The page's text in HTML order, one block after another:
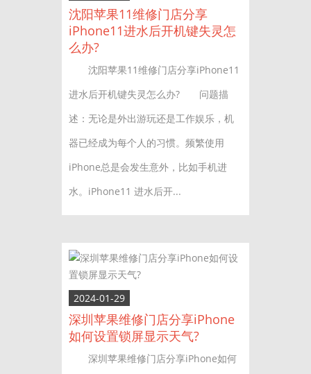
沈阳苹果11维修门店分享
iPhone11进水后开机键失灵怎
么办?
沈阳苹果11维修门店分享iPhone11
进水后开机键失灵怎么办? 问题描
述：无论是外出游玩还是工作娱乐，机
器已经成为每个人的习惯。频繁使用
iPhone总是会发生意外，比如手机进
水。iPhone11 进水后开...
2024-01-29
深圳苹果维修门店分享iPhone
如何设置锁屏显示天气?
深圳苹果维修门店分享iPhone如何